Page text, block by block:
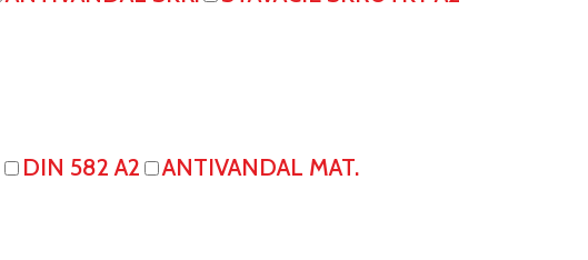
DIN 582 A2
ANTIVANDAL MAT.